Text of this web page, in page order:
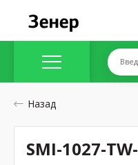
Назад
SMI-1027-